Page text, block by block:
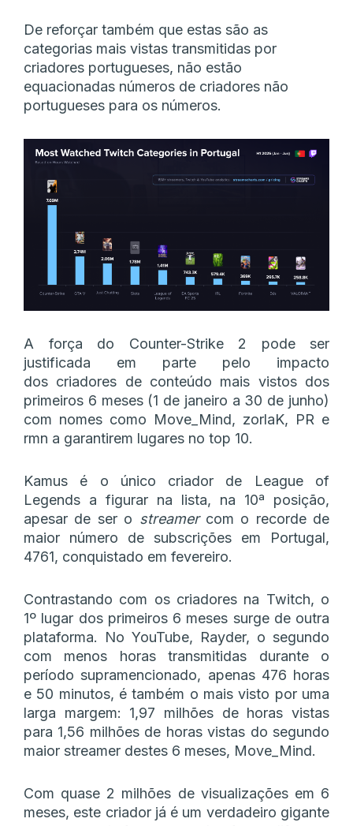
De reforçar também que estas são as
categorias mais vistas transmitidas por
criadores portugueses, não estão
equacionadas números de criadores não
portugueses para os números.
A força do Counter-Strike 2 pode ser
justificada em parte pelo impacto
dos criadores de conteúdo mais vistos dos
primeiros 6 meses (1 de janeiro a 30 de junho)
com nomes como Move_Mind, zorlaK, PR e
rmn a garantirem lugares no top 10.
Kamus é o único criador de League of
Legends a figurar na lista, na 10ª posição,
apesar de ser o streamercom o recorde de
maior número de subscrições em Portugal,
4761, conquistado em fevereiro.
Contrastando com os criadores na Twitch, o
1º lugar dos primeiros 6 meses surge de outra
plataforma. No YouTube, Rayder, o segundo
com menos horas transmitidas durante o
período supramencionado, apenas 476 horas
e 50 minutos, é também o mais visto por uma
larga margem: 1,97 milhões de horas vistas
para 1,56 milhões de horas vistas do segundo
maior streamer destes 6 meses, Move_Mind.
Com quase 2 milhões de visualizações em 6
meses, este criador já é um verdadeiro gigante